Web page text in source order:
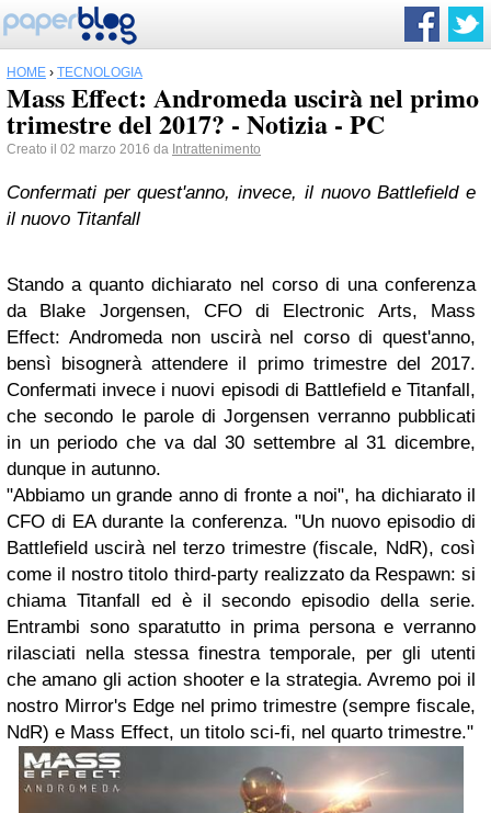
HOME › TECNOLOGIA
Mass Effect: Andromeda uscirà nel primo
trimestre del 2017? - Notizia - PC
Creato il 02 marzo 2016 da Intrattenimento
Confermati per quest'anno, invece, il nuovo Battlefield e
il nuovo Titanfall
Stando a quanto dichiarato nel corso di una conferenza
da Blake Jorgensen, CFO di Electronic Arts, Mass
Effect: Andromeda non uscirà nel corso di quest'anno,
bensì bisognerà attendere il primo trimestre del 2017.
Confermati invece i nuovi episodi di Battlefield e Titanfall,
che secondo le parole di Jorgensen verranno pubblicati
in un periodo che va dal 30 settembre al 31 dicembre,
dunque in autunno.
"Abbiamo un grande anno di fronte a noi", ha dichiarato il
CFO di EA durante la conferenza. "Un nuovo episodio di
Battlefield uscirà nel terzo trimestre (fiscale, NdR), così
come il nostro titolo third-party realizzato da Respawn: si
chiama Titanfall ed è il secondo episodio della serie.
Entrambi sono sparatutto in prima persona e verranno
rilasciati nella stessa finestra temporale, per gli utenti
che amano gli action shooter e la strategia. Avremo poi il
nostro Mirror's Edge nel primo trimestre (sempre fiscale,
NdR) e Mass Effect, un titolo sci-fi, nel quarto trimestre."